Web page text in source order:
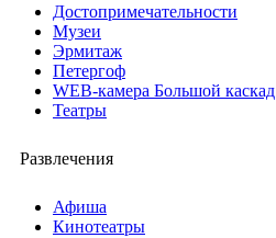
Достопримечательности
Музеи
Эрмитаж
Петергоф
WEB-камера Большой каскад
Театры
Развлечения
Афиша
Кинотеатры